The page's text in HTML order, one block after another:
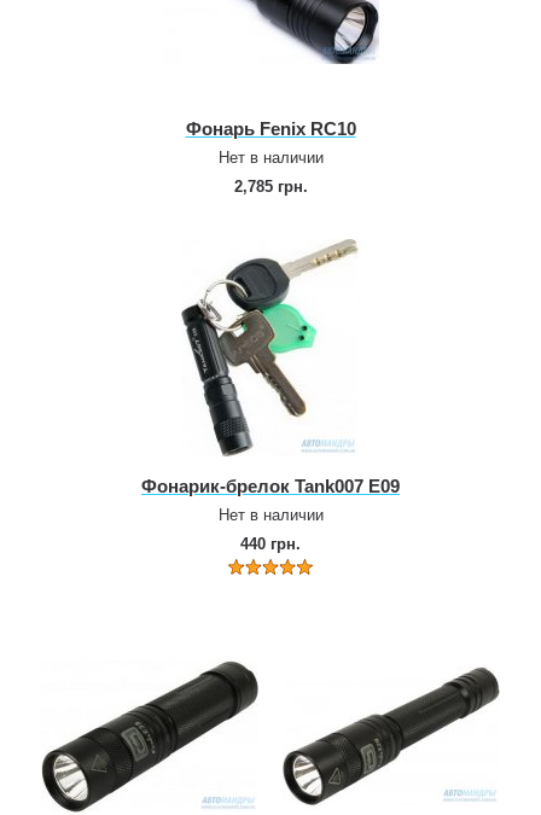
Фонарь Fenix RC10
Нет в наличии
2,785 грн.
Фонарик‑брелок Tank007 E09
Нет в наличии
440 грн.